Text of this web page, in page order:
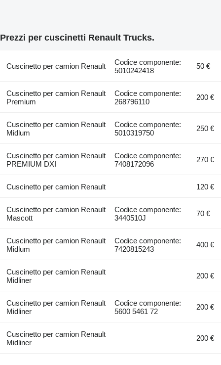
Prezzi per cuscinetti Renault Trucks.
Cuscinetto per camion Renault
Codice componente:
5010242418
50 €
Cuscinetto per camion Renault
Premium
Codice componente:
268796110
200 €
Cuscinetto per camion Renault
Midlum
Codice componente:
5010319750
250 €
Cuscinetto per camion Renault
PREMIUM DXI
Codice componente:
7408172096
270 €
Cuscinetto per camion Renault 120 €
Cuscinetto per camion Renault
Mascott
Codice componente:
3440510J
70 €
Cuscinetto per camion Renault
Midlum
Codice componente:
7420815243
400 €
Cuscinetto per camion Renault
Midliner
200 €
Cuscinetto per camion Renault
Midliner
Codice componente:
5600 5461 72
200 €
Cuscinetto per camion Renault
Midliner
200 €